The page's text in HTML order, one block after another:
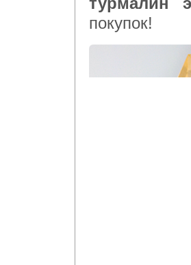
покупок!